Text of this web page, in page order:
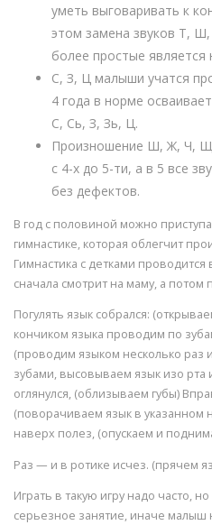
уметь выговаривать к
этом замена звуков Т,
более простые является
С, З, Ц малыши учатся
4 года в норме
С, Сь, З, Зь, Ц.
Произношение Ш, Ж, Ч,
с 4-х до 5-ти, а в 5 все
без дефектов.
В год с половиной можно
гимнастике, которая облегчит
Гимнастика с детками
сначала смотрит на маму, а потом
Погулять язык собрался:
кончиком языка проводим по
(проводим языком несколько раз
зубами, высовываем язык изо
оглянулся, (облизываем губы)
(поворачиваем язык в указанном
наверх полез, (опускаем и
Раз — и в ротике исчез. (прячем
Играть в такую игру надо часто,
серьезное занятие, иначе малыш